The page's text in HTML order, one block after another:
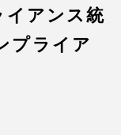
イアンス統
ライア